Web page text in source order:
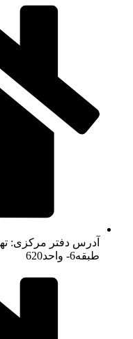
آدرس دفتر مرکزی:
طبقه6- واحد620